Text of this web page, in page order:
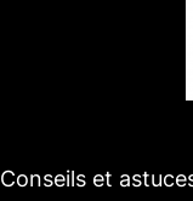
Conseils et